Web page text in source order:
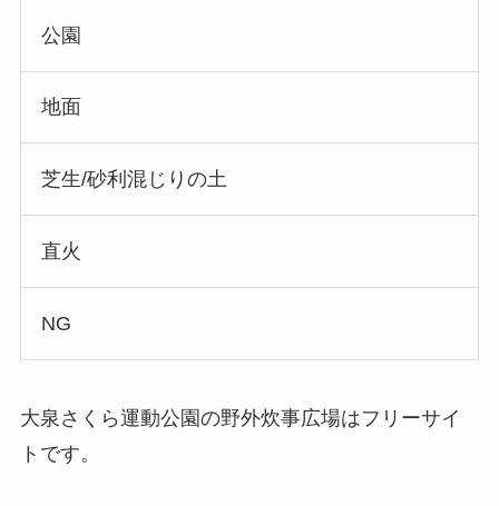
公園
地面
芝生/砂利混じりの土
直火
NG
大泉さくら運動公園の野外炊事広場はフリーサイ
トです。